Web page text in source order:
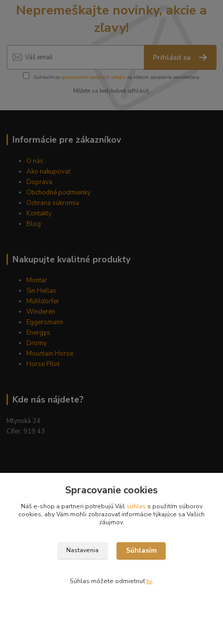
Nepremeškajte novinky, akcie a
zľavy!
Prihlásiť sa
Súhlasím sospracovaním osobných údajov za účelom zasielania newslettera.
Môžete sa kedykoľvek odhlásiť.
Informácie pre zákazníkov
O nás
Ako nakupovať
Doprava
Obchodné podmienky
Ochrana súkromia
Kontakty
Blog
Nakupujte kvalitné produkty
Montar
Sin Hellas
Mühldorfer
Winderen
Eggersmann
Energys
Dromy
Mountain Horse
Horse Pilot
Kde nás nájdete?
Mlynská 24
Cífer, 919 43
info@krmivamirima.sk
Spracovanie cookies
Náš e-shop a partneri potrebujú Váš súhlas s použitím súborov
cookies, aby Vám mohli zobrazovať informácie týkajúce sa Vašich
záujmov.
Nastavenia Súhlasím
Súhlas môžete odmietnuťtu.